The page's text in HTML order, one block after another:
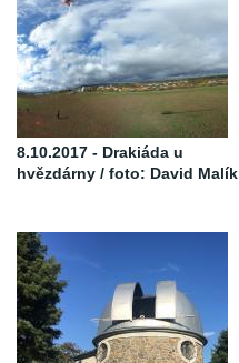
8.10.2017 - Drakiáda u
hvězdárny / foto: David Malík